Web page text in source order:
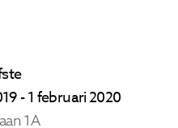
- 1 februari 2020
1A